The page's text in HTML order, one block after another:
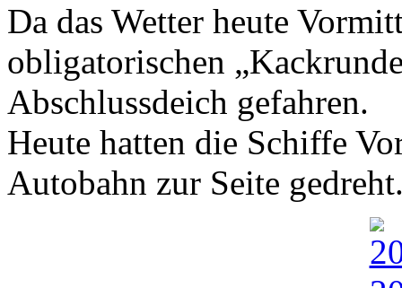
Da das Wetter heute
obligatorischen
Abschlussdeich gefahren.
Heute hatten die Schiffe
Autobahn zur Seite